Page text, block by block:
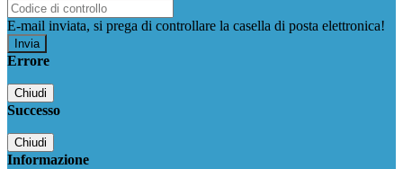
E-mail inviata, si prega di controllare la casella di posta elettronica!
Errore
Chiudi
Successo
Chiudi
Informazione